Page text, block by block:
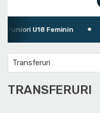
Juniori U18 Feminin
Transferuri
TRANSFERURI